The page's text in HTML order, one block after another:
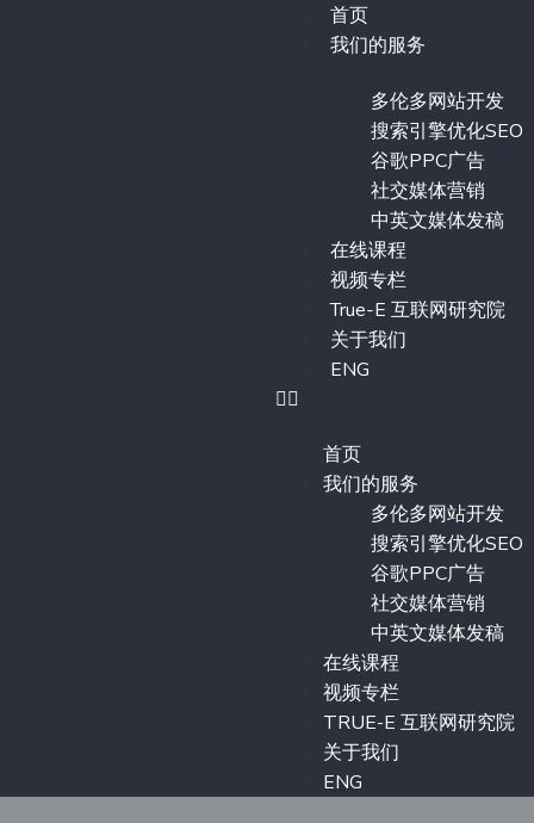
首页
我们的服务
多伦多网站开发
搜索引擎优化SEO
谷歌PPC广告
社交媒体营销
中英文媒体发稿
在线课程
视频专栏
True-E 互联网研究院
关于我们
ENG
首页
我们的服务
多伦多网站开发
搜索引擎优化SEO
谷歌PPC广告
社交媒体营销
中英文媒体发稿
在线课程
视频专栏
TRUE-E 互联网研究院
关于我们
ENG